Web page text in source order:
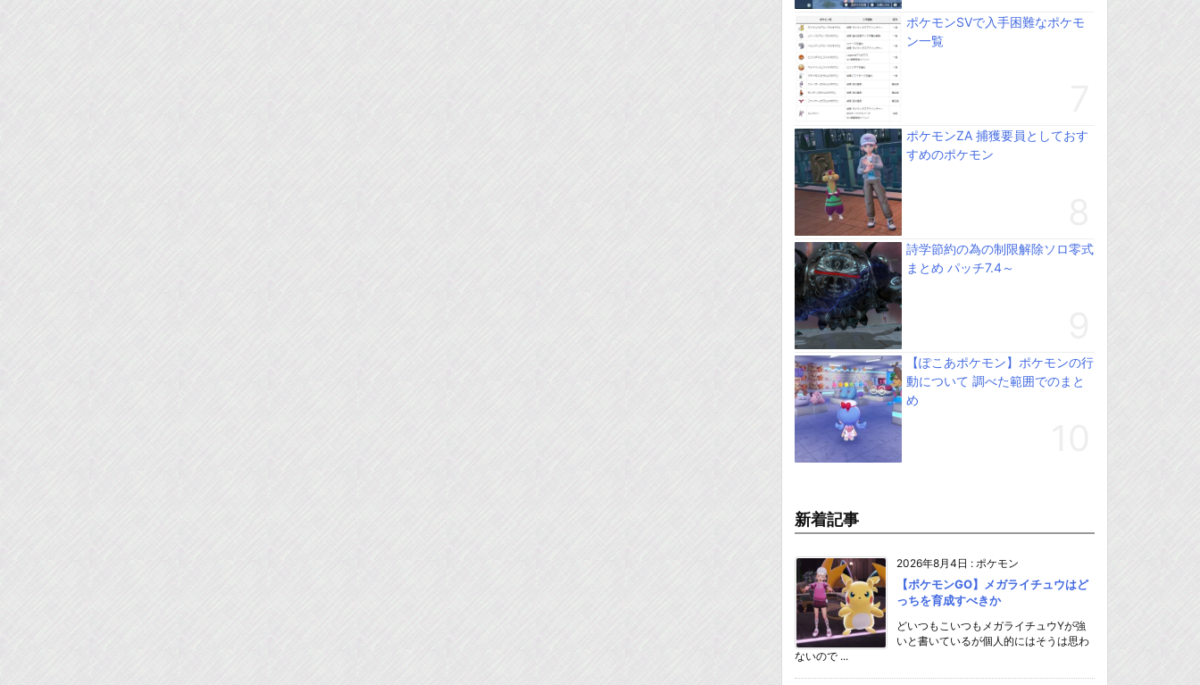
ポケモンSVで入手困難なポケモ
ン一覧
ポケモンZA 捕獲要員としておす
すめのポケモン
詩学節約の為の制限解除ソロ零式
まとめ パッチ7.4～
【ぽこあポケモン】ポケモンの行
動について 調べた範囲でのまと
め
新着記事
2026年8月4日 : ポケモン
【ポケモンGO】メガライチュウはど
っちを育成すべきか
どいつもこいつもメガライチュウYが強
いと書いているが個人的にはそうは思わ
ないので ...